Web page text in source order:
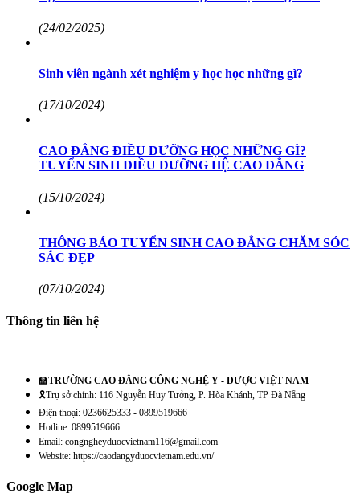
(24/02/2025)
Sinh viên ngành xét nghiệm y học học những gì?
(17/10/2024)
CAO ĐẲNG ĐIỀU DƯỠNG HỌC NHỮNG GÌ?
TUYỂN SINH ĐIỀU DƯỠNG HỆ CAO ĐẲNG
(15/10/2024)
THÔNG BÁO TUYỂN SINH CAO ĐẲNG CHĂM SÓC
SẮC ĐẸP
(07/10/2024)
Thông tin liên hệ
🏫TRƯỜNG CAO ĐẲNG CÔNG NGHỆ Y - DƯỢC VIỆT NAM
🎗️Trụ sở chính: 116 Nguyễn Huy Tưởng, P. Hòa Khánh, TP Đà Nẵng
Điện thoại: 0236625333 - 0899519666
Hotline: 0899519666
Email: congngheyduocvietnam116@gmail.com
Website: https://caodangyduocvietnam.edu.vn/
Google Map